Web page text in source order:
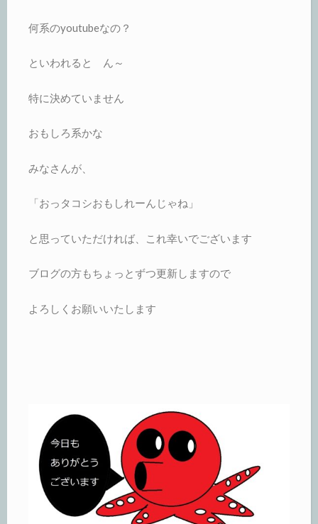
何系のyoutubeなの？
といわれると ん～
特に決めていません
おもしろ系かな
みなさんが、
「おっタコシおもしれーんじゃね」
と思っていただければ、これ幸いでございます
ブログの方もちょっとずつ更新しますので
よろしくお願いいたします